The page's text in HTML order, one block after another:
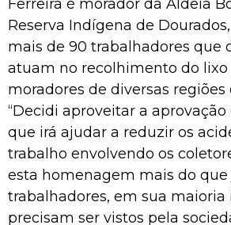
Ferreira é morador da Aldeia
Reserva Indígena de
mais de 90 trabalhadores que
atuam no recolhimento do
moradores de diversas regiões
“Decidi aproveitar a
que irá ajudar a reduzir os
trabalho envolvendo os
esta homenagem mais do que
trabalhadores, em sua maioria
precisam ser vistos pela